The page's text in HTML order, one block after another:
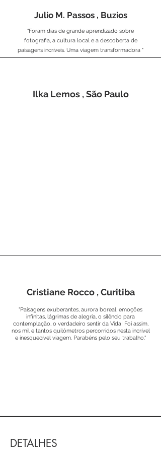
Julio M. Passos , Buzios
“Foram dias de grande aprendizado sobre
fotografia, a cultura local e a descoberta de
paisagens incríveis. Uma viagem transformadora "
Ilka Lemos , São Paulo
Cristiane Rocco , Curitiba
"Paisagens exuberantes, aurora boreal, emoções
infinitas, lágrimas de alegria, o silêncio para
contemplação, o verdadeiro sentir da Vida! Foi assim,
nos mil e tantos quilômetros percorridos nesta incrível
e inesquecível viagem. Parabéns pelo seu trabalho."
DETALHES